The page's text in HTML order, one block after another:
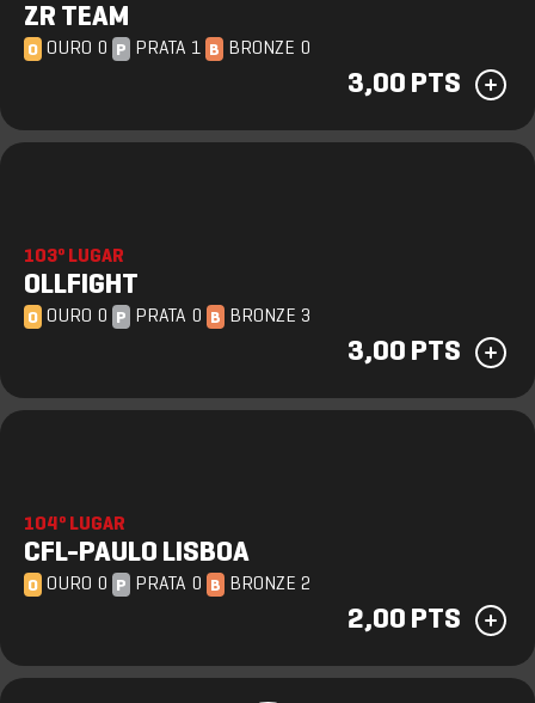
ZR TEAM
O OURO 0 P PRATA 1 B BRONZE 0
3,00 PTS
103º LUGAR
OLLFIGHT
O OURO 0 P PRATA 0 B BRONZE 3
3,00 PTS
104º LUGAR
CFL-PAULO LISBOA
O OURO 0 P PRATA 0 B BRONZE 2
2,00 PTS